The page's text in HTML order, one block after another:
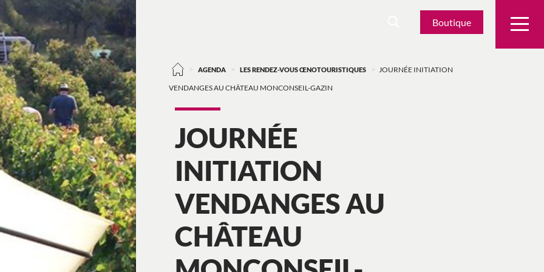
Boutique
> AGENDA > LES RENDEZ-VOUS ŒNOTOURISTIQUES > JOURNÉE INITIATION
VENDANGES AU CHÂTEAU MONCONSEIL-GAZIN
JOURNÉE
INITIATION
VENDANGES AU
CHÂTEAU